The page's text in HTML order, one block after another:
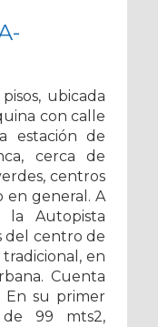
ubicada
con calle
estación de
cerca de
centros
en general. A
Autopista
del centro de
en
Cuenta
En su primer
de 99 mts2,